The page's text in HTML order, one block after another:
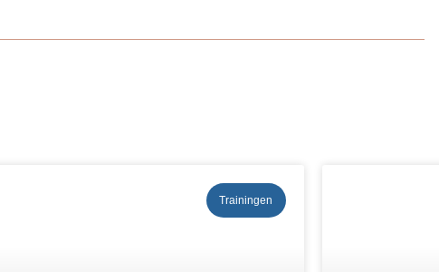
Trainingen